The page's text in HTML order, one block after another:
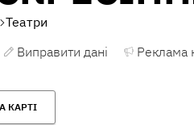
Театри
Виправити дані Реклама
КАРТІ